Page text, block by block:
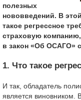
полезных
нововведений. В
такое регрессное
страховую
в закон «Об ОСАГО»
1. Что такое
И так, обладатель
является